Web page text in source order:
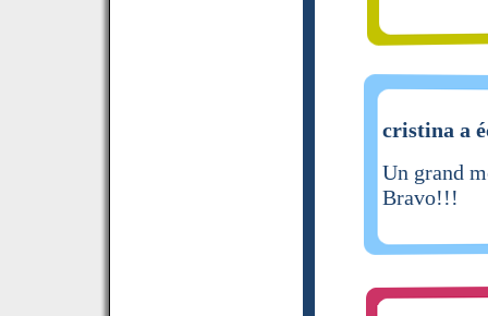
cristina a
Un grand
Bravo!!!